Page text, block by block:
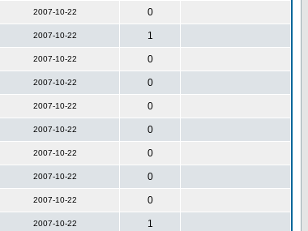
2007-10-22 0
2007-10-22 1
2007-10-22 0
2007-10-22 0
2007-10-22 0
2007-10-22 0
2007-10-22 0
2007-10-22 0
2007-10-22 0
2007-10-22 1